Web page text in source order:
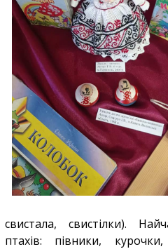
свистала, свистілки).
птахів: півники,